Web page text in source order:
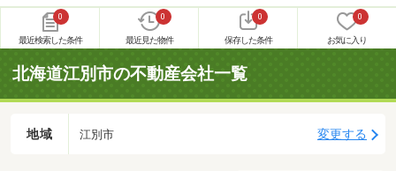
0
最近検索した条件
0
最近見た物件
0
保存した条件
0
お気に入り
北海道江別市の不動産会社一覧
地域 江別市 変更する